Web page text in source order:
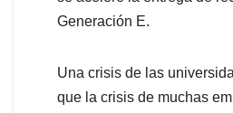
Generación E.
Una crisis de las
que la crisis de muchas